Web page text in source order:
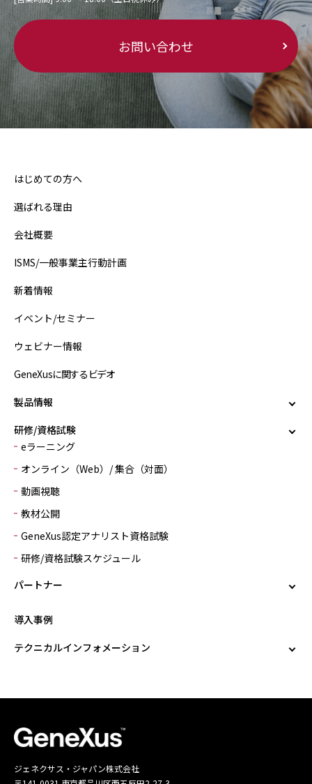
お問い合わせ
はじめての方へ
選ばれる理由
会社概要
ISMS/一般事業主行動計画
新着情報
イベント/セミナー
ウェビナー情報
GeneXusに関するビデオ
製品情報
研修/資格試験
eラーニング
オンライン（Web）/ 集合（対面）
動画視聴
教材公開
GeneXus認定アナリスト資格試験
研修/資格試験スケジュール
パートナー
導入事例
テクニカルインフォメーション
ジェネクサス・ジャパン株式会社